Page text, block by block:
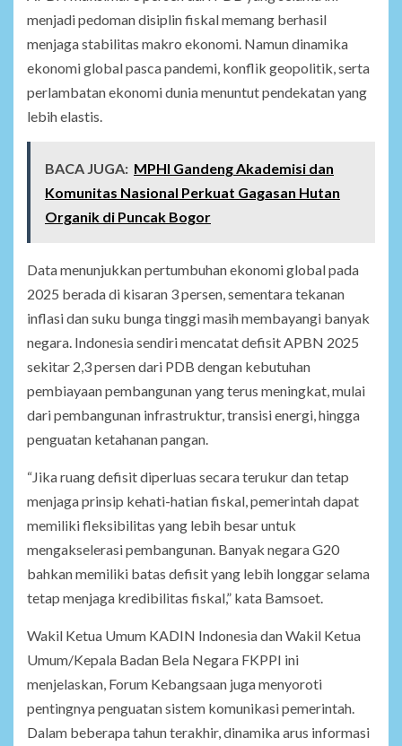
menjadi pedoman disiplin fiskal memang berhasil
menjaga stabilitas makro ekonomi. Namun dinamika
ekonomi global pasca pandemi, konflik geopolitik, serta
perlambatan ekonomi dunia menuntut pendekatan yang
lebih elastis.
BACA JUGA: MPHI Gandeng Akademisi dan
Komunitas Nasional Perkuat Gagasan Hutan
Organik di Puncak Bogor
Data menunjukkan pertumbuhan ekonomi global pada
2025 berada di kisaran 3 persen, sementara tekanan
inflasi dan suku bunga tinggi masih membayangi banyak
negara. Indonesia sendiri mencatat defisit APBN 2025
sekitar 2,3 persen dari PDB dengan kebutuhan
pembiayaan pembangunan yang terus meningkat, mulai
dari pembangunan infrastruktur, transisi energi, hingga
penguatan ketahanan pangan.
“Jika ruang defisit diperluas secara terukur dan tetap
menjaga prinsip kehati-hatian fiskal, pemerintah dapat
memiliki fleksibilitas yang lebih besar untuk
mengakselerasi pembangunan. Banyak negara G20
bahkan memiliki batas defisit yang lebih longgar selama
tetap menjaga kredibilitas fiskal,” kata Bamsoet.
Wakil Ketua Umum KADIN Indonesia dan Wakil Ketua
Umum/Kepala Badan Bela Negara FKPPI ini
menjelaskan, Forum Kebangsaan juga menyoroti
pentingnya penguatan sistem komunikasi pemerintah.
Dalam beberapa tahun terakhir, dinamika arus informasi